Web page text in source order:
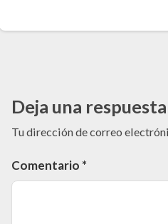
Deja una respuesta
Tu dirección de correo
Comentario *